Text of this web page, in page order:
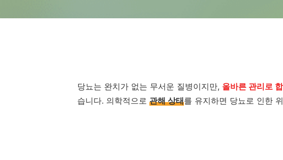
당뇨는 완치가 없는 무서운 질병이지만, 올바른 관리로
습니다. 의학적으로 관해 상태를 유지하면 당뇨로 인한